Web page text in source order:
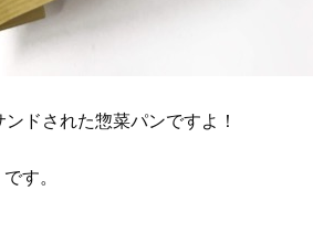
ドされた惣菜パンですよ！
す。